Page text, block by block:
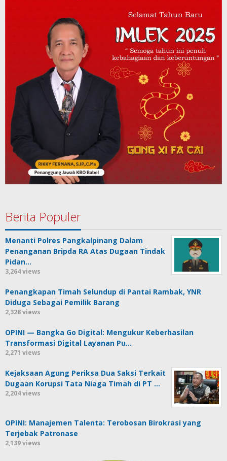
Berita Populer
Menanti Polres Pangkalpinang Dalam
Penanganan Bripda RA Atas Dugaan Tindak
Pidan…
3,264 views
Penangkapan Timah Selundup di Pantai Rambak, YNR
Diduga Sebagai Pemilik Barang
2,328 views
OPINI — Bangka Go Digital: Mengukur Keberhasilan
Transformasi Digital Layanan Pu…
2,271 views
Kejaksaan Agung Periksa Dua Saksi Terkait
Dugaan Korupsi Tata Niaga Timah di PT …
2,204 views
OPINI: Manajemen Talenta: Terobosan Birokrasi yang
Terjebak Patronase
2,139 views